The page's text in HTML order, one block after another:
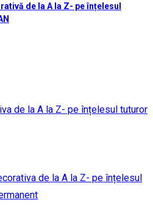
de la A la Z- pe înțelesul